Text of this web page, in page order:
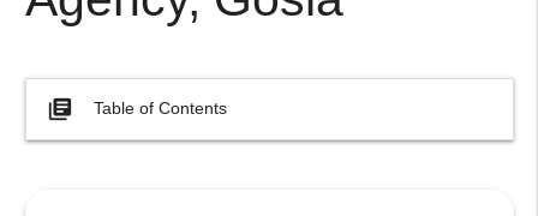
library_books Table of Contents